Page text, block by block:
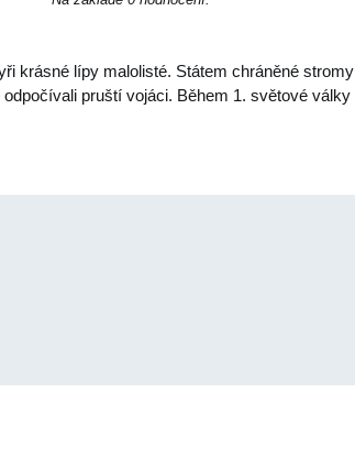
krásné lípy malolisté. Státem chráněné stromy
pruští vojáci. Během 1. světové války